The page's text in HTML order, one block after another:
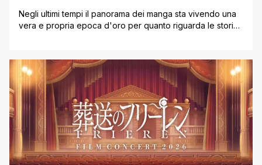
Negli ultimi tempi il panorama dei manga sta vivendo una
vera e propria epoca d'oro per quanto riguarda le storie
speciale, che definisce tre opere specifiche come i nuovi
pilastri del genere. Questa sorta di investitura ufficiale ha
[']